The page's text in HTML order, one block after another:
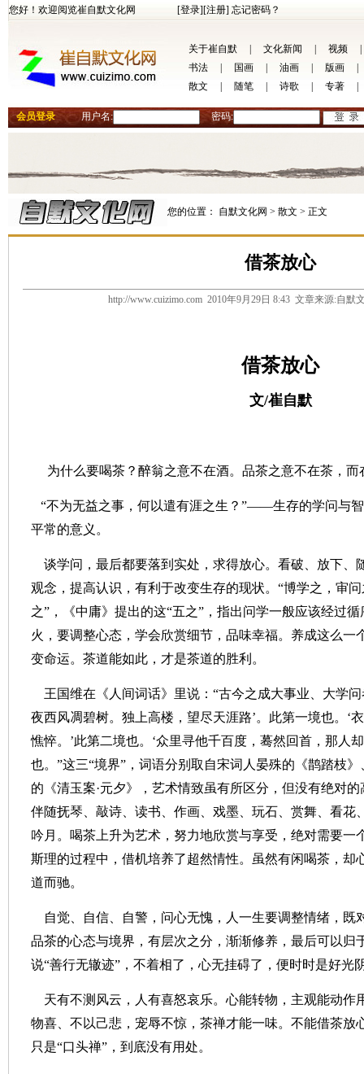
您好！欢迎阅览崔自默文化网 [登录][注册] 忘记密码？
关于崔自默 文化新闻 视频
书法
国画 油画 版画
散文
随笔 诗歌 专著
会员登录 用户名: 密码:
您的位置： 自默文化网 > 散文 > 正文
借茶放心
http://www.cuizimo.com 2010年9月29日 8:43 文章来源:自默
借茶放心
文/崔自默
为什么要喝茶？醉翁之意不在酒。品茶之意不在茶，而
“不为无益之事，何以遣有涯之生？”——生存的学问与
平常的意义。
谈学问，最后都要落到实处，求得放心。看破、放下、
观念，提高认识，有利于改变生存的现状。“博学之，审
之”，《中庸》提出的这“五之”，指出问学一般应该经过
火，要调整心态，学会欣赏细节，品味幸福。养成这么一
变命运。茶道能如此，才是茶道的胜利。
王国维在《人间词话》里说：“古今之成大事业、大学问
夜西风凋碧树。独上高楼，望尽天涯路’。此第一境也。‘
憔悴。’此第二境也。‘众里寻他千百度，蓦然回首，那人
也。”这三“境界”，词语分别取自宋词人晏殊的《鹊踏枝
的《清玉案·元夕》，艺术情致虽有所区分，但没有绝对
伴随抚琴、敲诗、读书、作画、戏墨、玩石、赏舞、看花
吟月。喝茶上升为艺术，努力地欣赏与享受，绝对需要一
斯理的过程中，借机培养了超然情性。虽然有闲喝茶，却
道而驰。
自觉、自信、自警，问心无愧，人一生要调整情绪，既
品茶的心态与境界，有层次之分，渐渐修养，最后可以归
说“善行无辙迹”，不着相了，心无挂碍了，便时时是好光
天有不测风云，人有喜怒哀乐。心能转物，主观能动作
物喜、不以己悲，宠辱不惊，茶禅才能一味。不能借茶放
只是“口头禅”，到底没有用处。